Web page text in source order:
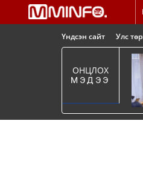
Үндсэн сайт Улс
ОНЦЛОХ
МЭДЭЭ